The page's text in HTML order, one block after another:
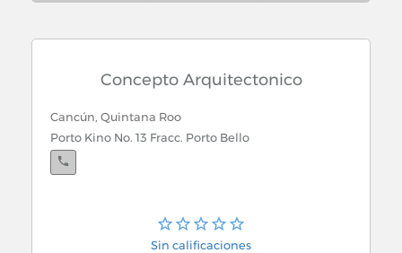
Concepto Arquitectonico
Cancún, Quintana Roo
Porto Kino No. 13 Fracc. Porto Bello
Sin calificaciones